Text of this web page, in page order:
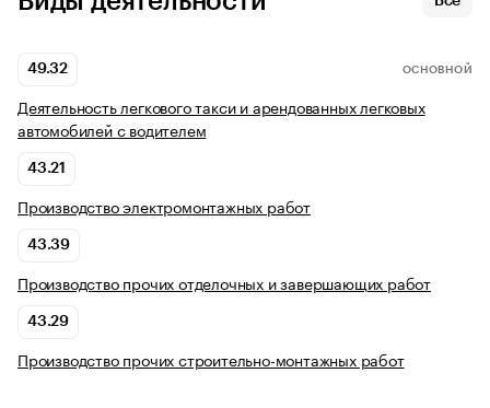
49.32 ОСНОВНОЙ
Деятельность легкового такси и арендованных легковых
автомобилей с водителем
43.21
Производство электромонтажных работ
43.39
Производство прочих отделочных и завершающих работ
43.29
Производство прочих строительно-монтажных работ